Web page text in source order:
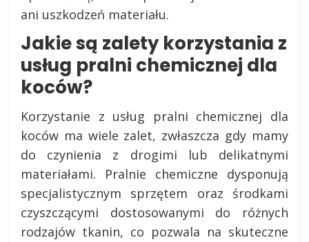
ani uszkodzeń materiału.
Jakie są zalety korzystania z
usług pralni chemicznej dla
koców?
Korzystanie z usług pralni chemicznej dla
koców ma wiele zalet, zwłaszcza gdy mamy
do czynienia z drogimi lub delikatnymi
materiałami. Pralnie chemiczne dysponują
specjalistycznym sprzętem oraz środkami
czyszczącymi dostosowanymi do różnych
rodzajów tkanin, co pozwala na skuteczne